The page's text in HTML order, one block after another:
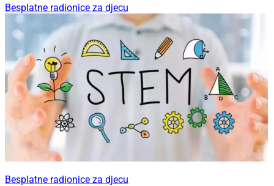
Besplatne radionice za djecu
Besplatne radionice za djecu